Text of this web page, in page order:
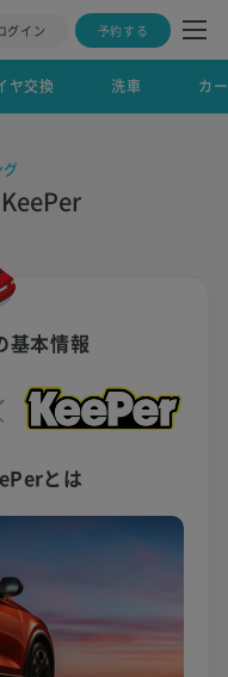
グイン 予約する
ヤ交換 洗車 カ
グ
基本情報
とは